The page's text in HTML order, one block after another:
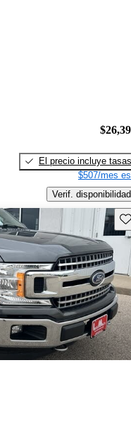
El precio incluye tasas
$507/mes
Verif. disponibilidad